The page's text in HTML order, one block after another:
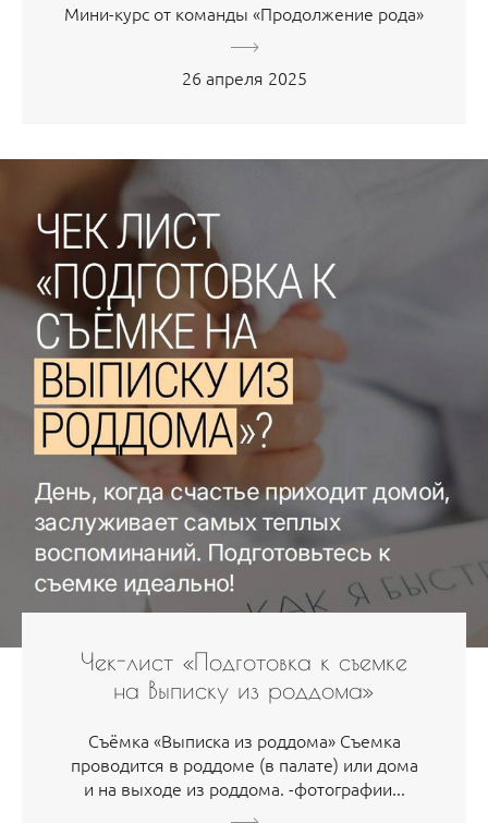
Мини-курс от команды «Продолжение рода»
26 апреля 2025
Чек-лист «Подготовка к съемке
на Выписку из роддома»
Съёмка «Выписка из роддома» Съемка
проводится в роддоме (в палате) или дома
и на выходе из роддома. -фотографии...